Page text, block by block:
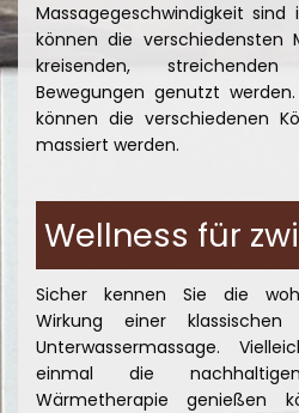
Massagegeschwindigkeit sind
können die verschiedensten
kreisenden,
Bewegungen genutzt
können die verschiedenen
massiert werden.
Wellness für
Sicher kennen Sie die
Wirkung einer
Unterwassermassage.
einmal die
Wärmetherapie genießen